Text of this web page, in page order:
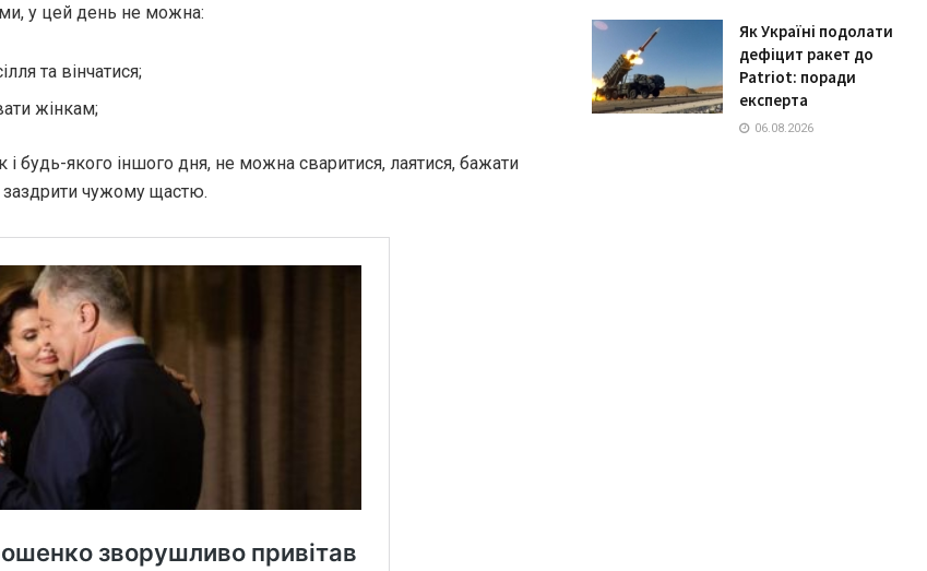
у цей день не можна:
та вінчатися;
жінкам;
будь-якого іншого дня, не можна сваритися, лаятися, бажати
чужому щастю.
Як Україні подолати
дефіцит ракет до
Patriot: поради
експерта
06.08.2026